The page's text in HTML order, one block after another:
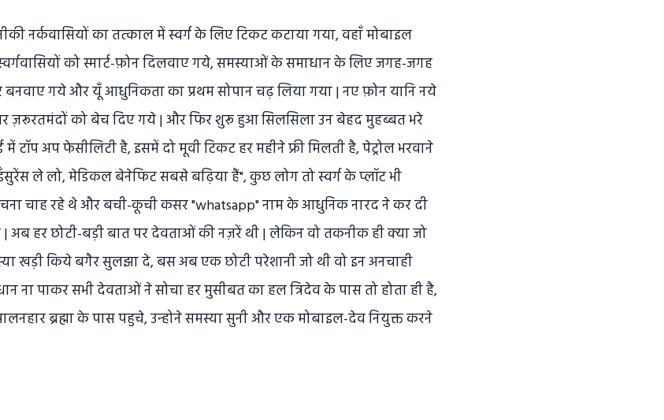
नर्कवासियों का तत्काल में स्वर्ग के लिए टिकट कटाया गया, वहाँ मोबाइल
को स्मार्ट-फ़ोन दिलवाए गये, समस्याओं के समाधान के लिए जगह-जगह
बनवाए गये और यूँ आधुनिकता का प्रथम सोपान चढ़ लिया गया | नए फ़ोन यानि नये
ज़रूरतमंदों को बेच दिए गये | और फिर शुरू हुआ सिलसिला उन बेहद मुहब्बत भरे
में टॉप अप फेसीलिटी है, इसमें दो मूवी टिकट हर महीने फ्री मिलती है, पेट्रोल भरवाने
ले लो, मेडिकल बेनेफिट सबसे बढ़िया हैं", कुछ लोग तो स्वर्ग के प्लॉट भी
चाह रहे थे और बची-कूची कसर "whatsapp" नाम के आधुनिक नारद ने कर दी
अब हर छोटी-बड़ी बात पर देवताओं की नज़रें थी | लेकिन वो तकनीक ही क्या जो
खड़ी किये बगैर सुलझा दे, बस अब एक छोटी परेशानी जो थी वो इन अनचाही
पाकर सभी देवताओं ने सोचा हर मुसीबत का हल त्रिदेव के पास तो होता ही है,
ब्रह्मा के पास पहुचे, उन्होने समस्या सुनी और एक मोबाइल-देव नियुक्त करने